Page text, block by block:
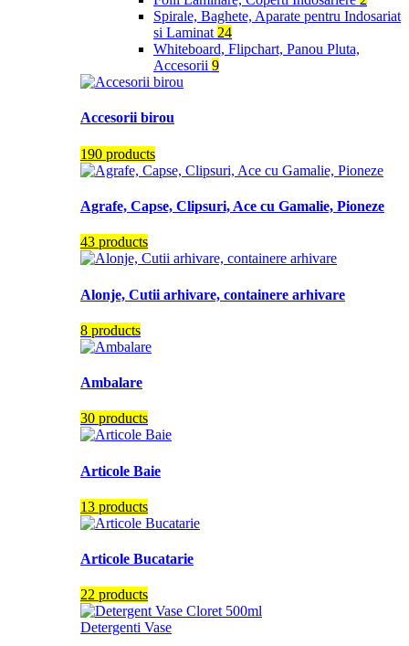
Spirale, Baghete, Aparate pentru Indosariat
si Laminat 24
Whiteboard, Flipchart, Panou Pluta,
Accesorii 9
Accesorii birou
190 products
Agrafe, Capse, Clipsuri, Ace cu Gamalie, Pioneze
43 products
Alonje, Cutii arhivare, containere arhivare
8 products
Ambalare
30 products
Articole Baie
13 products
Articole Bucatarie
22 products
Detergenti Vase